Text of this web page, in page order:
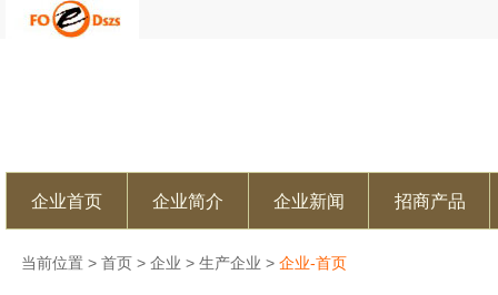
企业首页 企业简介 企业新闻 招商产品
当前位置 > 首页 > 企业 > 生产企业 > 企业-首页